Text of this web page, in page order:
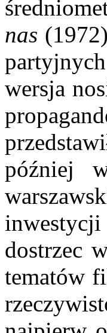
nas
wersja
później
dostrzec
tematów